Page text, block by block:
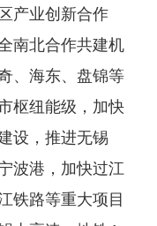
产业创新合作
南北合作共建机
、海东、盘锦等
枢纽能级，加快
设，推进无锡
波港，加快过江
铁路等重大项目